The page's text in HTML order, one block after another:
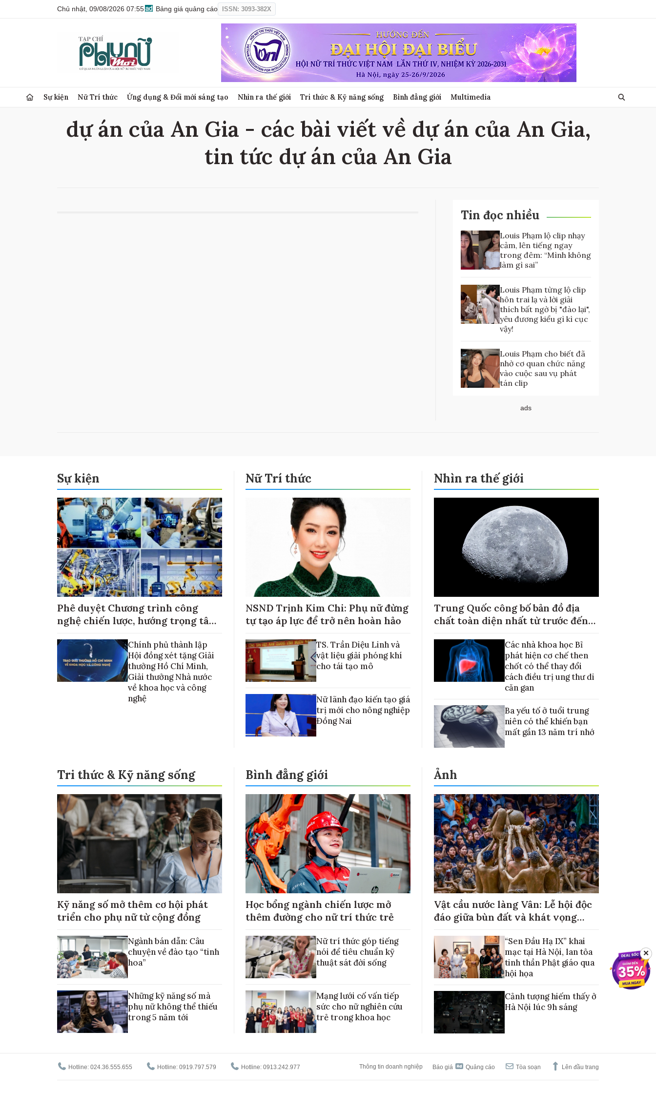
Chủ nhật, 09/08/2026 07:55 Bảng giá quảng cáo ISSN: 3093-382X
Sự kiện Nữ Trí thức Ứng dụng & Đổi mới sáng tạo Nhìn ra thế giới Tri thức & Kỹ năng sống Bình đẳng giới Multimedia
dự án của An Gia - các bài viết về dự án của An Gia,
tin tức dự án của An Gia
Tin đọc nhiều
Louis Phạm lộ clip nhạy
cảm, lên tiếng ngay
trong đêm: “Mình không
làm gì sai”
Louis Phạm từng lộ clip
hôn trai lạ và lời giải
thích bất ngờ bị "đào lại",
yêu đương kiểu gì kì cục
vậy!
Louis Phạm cho biết đã
nhờ cơ quan chức năng
vào cuộc sau vụ phát
tán clip
ads
Sự kiện
Phê duyệt Chương trình công
nghệ chiến lược, hướng trọng tâm
Chính phủ thành lập
Hội đồng xét tặng Giải
thưởng Hồ Chí Minh,
Giải thưởng Nhà nước
về khoa học và công
nghệ
Nữ Trí thức
NSND Trịnh Kim Chi: Phụ nữ đừng
tự tạo áp lực để trở nên hoàn hảo
TS. Trần Diệu Linh và
vật liệu giải phóng khí
cho tái tạo mô
Nữ lãnh đạo kiến tạo giá
trị mới cho nông nghiệp
Đồng Nai
Nhìn ra thế giới
Trung Quốc công bố bản đồ địa
chất toàn diện nhất từ trước đến
Các nhà khoa học Bỉ
phát hiện cơ chế then
chốt có thể thay đổi
cách điều trị ung thư di
căn gan
Ba yếu tố ở tuổi trung
niên có thể khiến bạn
mất gần 13 năm trí nhớ
Tri thức & Kỹ năng sống
Kỹ năng số mở thêm cơ hội phát
triển cho phụ nữ từ cộng đồng
Ngành bán dẫn: Câu
chuyện về đào tạo “tinh
hoa”
Những kỹ năng số mà
phụ nữ không thể thiếu
trong 5 năm tới
Bình đẳng giới
Học bổng ngành chiến lược mở
thêm đường cho nữ trí thức trẻ
Nữ trí thức góp tiếng
nói để tiêu chuẩn kỹ
thuật sát đời sống
Mạng lưới cố vấn tiếp
sức cho nữ nghiên cứu
trẻ trong khoa học
Ảnh
Vật cầu nước làng Vân: Lễ hội độc
đáo giữa bùn đất và khát vọng
“Sen Đầu Hạ IX” khai
mạc tại Hà Nội, lan tỏa
tinh thần Phật giáo qua
hội họa
Cảnh tượng hiếm thấy ở
Hà Nội lúc 9h sáng
Hotline: 024.36.555.655 Hotline: 0919.797.579 Hotline: 0913.242.977 Thông tin doanh nghiệp Báo giá Quảng cáo Tòa soạn Lên đầu trang
✕